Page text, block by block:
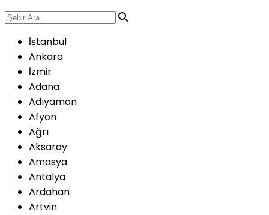
İstanbul
Ankara
İzmir
Adana
Adıyaman
Afyon
Ağrı
Aksaray
Amasya
Antalya
Ardahan
Artvin